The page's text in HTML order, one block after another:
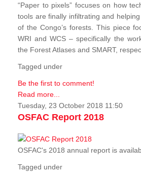
“Paper to pixels” focuses on how
tools are finally infiltrating and
of the Congo’s forests. This piece
WRI and WCS – specifically the
the Forest Atlases and SMART,
Tagged under
Be the first to comment!
Read more...
Tuesday, 23 October 2018 11:50
OSFAC Report 2018
OSFAC's 2018 annual report is
Tagged under